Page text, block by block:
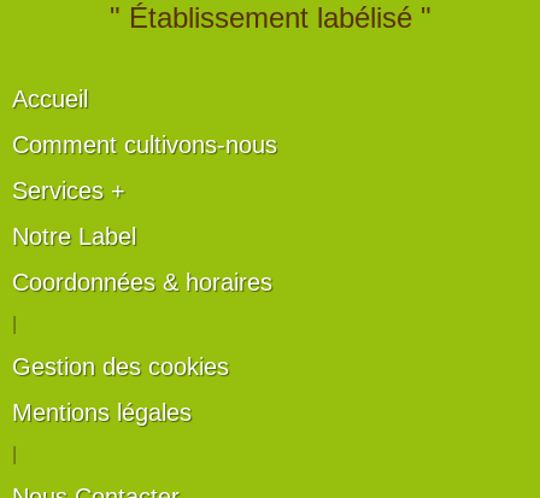
" Établissement labélisé "
Accueil
Comment cultivons-nous
Services +
Notre Label
Coordonnées & horaires
Gestion des cookies
Mentions légales